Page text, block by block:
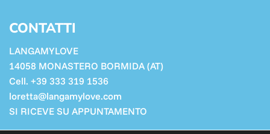
CONTATTI
LANGAMYLOVE
14058 MONASTERO BORMIDA (AT)
Cell. +39 333 319 1536
loretta@langamylove.com
SI RICEVE SU APPUNTAMENTO